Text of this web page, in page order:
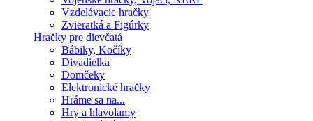
Vzdelávacie hračky
Zvieratká a Figúrky
Hračky pre dievčatá
Bábiky, Kočíky
Divadielka
Domčeky
Elektronické hračky
Hráme sa na...
Hry a hlavolamy